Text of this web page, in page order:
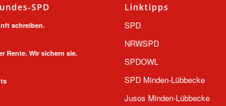
SPD
schreiben.
Rente. Wir sichern sie.
Linktipps
SPD
NRWSPD
SPDOWL
SPD Minden-Lübbecke
Jusos Minden-Lübbecke